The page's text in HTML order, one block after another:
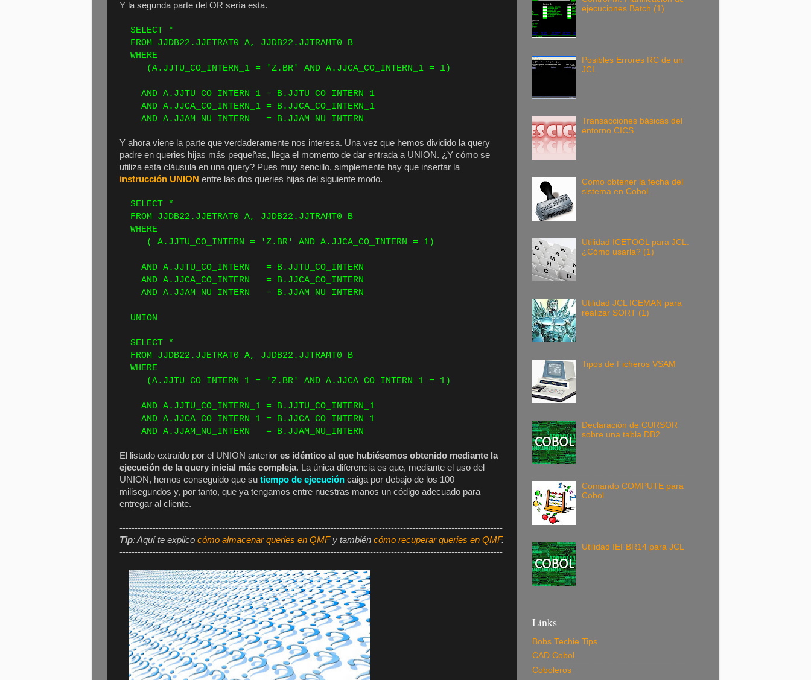
Y la segunda parte del OR sería esta.
SELECT *
FROM JJDB22.JJETRAT0 A, JJDB22.JJTRAMT0 B
WHERE
(A.JJTU_CO_INTERN_1 = 'Z.BR' AND A.JJCA_CO_INTERN_1 = 1)
AND A.JJTU_CO_INTERN_1 = B.JJTU_CO_INTERN_1
AND A.JJCA_CO_INTERN_1 = B.JJCA_CO_INTERN_1
AND A.JJAM_NU_INTERN = B.JJAM_NU_INTERN
Y ahora viene la parte que verdaderamente nos interesa. Una vez que hemos dividido la query
padre en queries hijas más pequeñas, llega el momento de dar entrada a UNION. ¿Y cómo se
utiliza esta cláusula en una query? Pues muy sencillo, simplemente hay que insertar la
instrucción UNION entre las dos queries hijas del siguiente modo.
SELECT *
FROM JJDB22.JJETRAT0 A, JJDB22.JJTRAMT0 B
WHERE
( A.JJTU_CO_INTERN = 'Z.BR' AND A.JJCA_CO_INTERN = 1)
AND A.JJTU_CO_INTERN = B.JJTU_CO_INTERN
AND A.JJCA_CO_INTERN = B.JJCA_CO_INTERN
AND A.JJAM_NU_INTERN = B.JJAM_NU_INTERN
UNION
SELECT *
FROM JJDB22.JJETRAT0 A, JJDB22.JJTRAMT0 B
WHERE
(A.JJTU_CO_INTERN_1 = 'Z.BR' AND A.JJCA_CO_INTERN_1 = 1)
AND A.JJTU_CO_INTERN_1 = B.JJTU_CO_INTERN_1
AND A.JJCA_CO_INTERN_1 = B.JJCA_CO_INTERN_1
AND A.JJAM_NU_INTERN = B.JJAM_NU_INTERN
El listado extraído por el UNION anterior es idéntico al que hubiésemos obtenido mediante la
ejecución de la query inicial más compleja. La única diferencia es que, mediante el uso del
UNION, hemos conseguido que su tiempo de ejecución caiga por debajo de los 100
milisegundos y, por tanto, que ya tengamos entre nuestras manos un código adecuado para
entregar al cliente.
-------------------------------------------------------------------------------------------------------------------------------
Tip: Aquí te explico cómo almacenar queries en QMFy también cómo recuperar queries en QMF.
-------------------------------------------------------------------------------------------------------------------------------
ejecuciones Batch (1)
Posibles Errores RC de un
JCL
Transacciones básicas del
entorno CICS
Como obtener la fecha del
sistema en Cobol
Utilidad ICETOOL para JCL.
¿Cómo usarla? (1)
Utilidad JCL ICEMAN para
realizar SORT (1)
Tipos de Ficheros VSAM
Declaración de CURSOR
sobre una tabla DB2
Comando COMPUTE para
Cobol
Utilidad IEFBR14 para JCL
Links
Bobs Techie Tips
CAD Cobol
Coboleros